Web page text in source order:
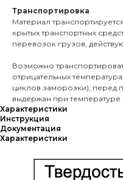
Транспортировка
Материал
крытых транспортных
перевозок грузов,
Возможно
отрицательных
циклов заморозки), перед
выдержан при температуре
Характеристики
Инструкция
Документация
Характеристики